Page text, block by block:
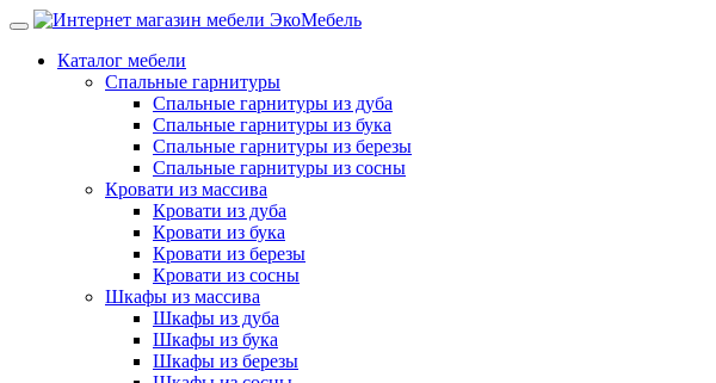
Каталог мебели
Спальные гарнитуры
Спальные гарнитуры из дуба
Спальные гарнитуры из бука
Спальные гарнитуры из березы
Спальные гарнитуры из сосны
Кровати из массива
Кровати из дуба
Кровати из бука
Кровати из березы
Кровати из сосны
Шкафы из массива
Шкафы из дуба
Шкафы из бука
Шкафы из березы